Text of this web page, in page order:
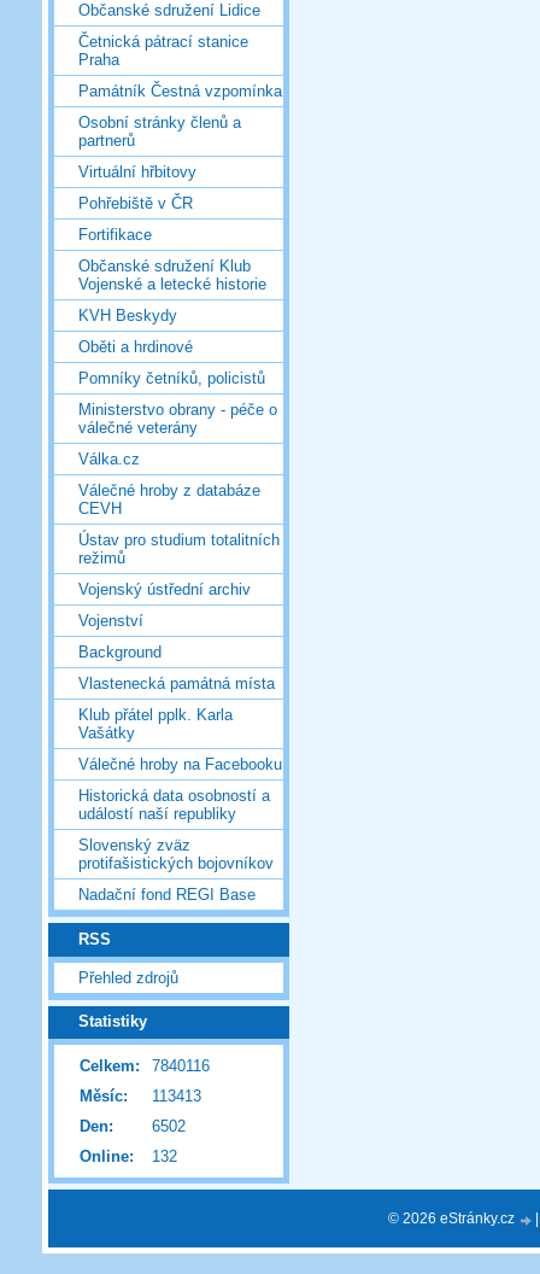
Občanské sdružení Lidice
Četnická pátrací stanice
Praha
Památník Čestná vzpomínka
Osobní stránky členů a
partnerů
Virtuální hřbitovy
Pohřebiště v ČR
Fortifikace
Občanské sdružení Klub
Vojenské a letecké historie
KVH Beskydy
Oběti a hrdinové
Pomníky četníků, policistů
Ministerstvo obrany - péče o
válečné veterány
Válka.cz
Válečné hroby z databáze
CEVH
Ústav pro studium totalitních
režimů
Vojenský ústřední archiv
Vojenství
Background
Vlastenecká památná místa
Klub přátel pplk. Karla
Vašátky
Válečné hroby na Facebooku
Historická data osobností a
událostí naší republiky
Slovenský zväz
protifašistických bojovníkov
Nadační fond REGI Base
RSS
Přehled zdrojů
Statistiky
Online: 132
Celkem:
7840116
Měsíc:
113413
Den:
6502
© 2026 eStránky.cz